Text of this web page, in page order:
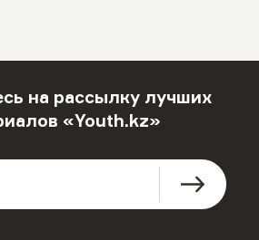
на рассылку лучших
«Youth.kz»